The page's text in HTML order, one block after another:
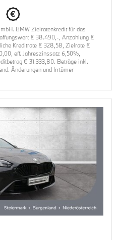
BMW Zielratenkredit für das
€ 38.490,-, Anzahlung €
Kreditrate € 328,58, Zielrate €
eff. Jahreszinssatz 6,50%,
€ 31.333,80. Beträge inkl.
Änderungen und Irrtümer